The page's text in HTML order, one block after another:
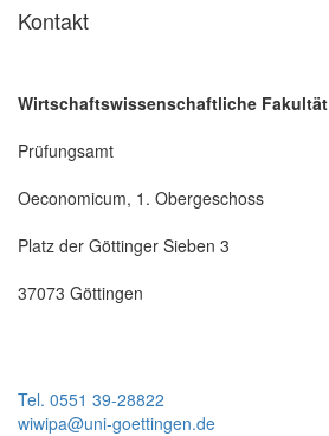
Kontakt
Wirtschaftswissenschaftliche Fakultät
Prüfungsamt
Oeconomicum, 1. Obergeschoss
Platz der Göttinger Sieben 3
37073 Göttingen
Tel. 0551 39-28822
wiwipa@uni-goettingen.de